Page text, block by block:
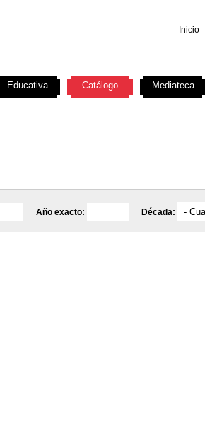
Inicio
Año exacto: Década:
Educativa Catálogo Mediateca